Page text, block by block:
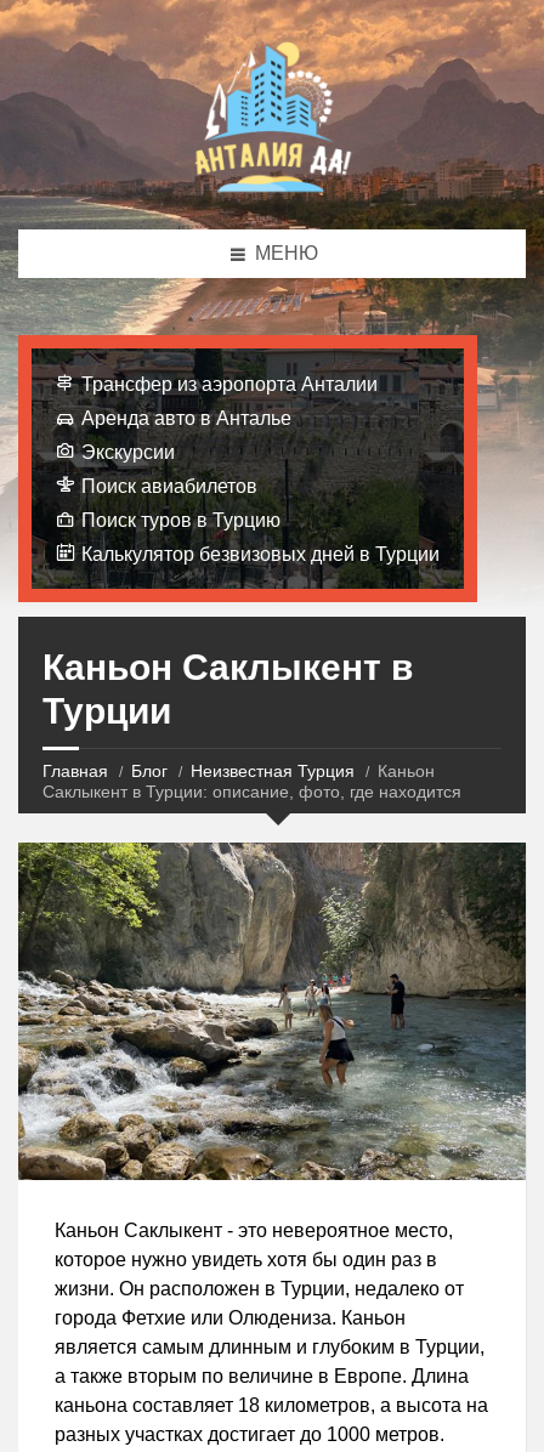
МЕНЮ
Трансфер из аэропорта Анталии
Аренда авто в Анталье
Экскурсии
Поиск авиабилетов
Поиск туров в Турцию
Калькулятор безвизовых дней в Турции
Каньон Саклыкент в
Турции
Главная Блог Неизвестная Турция
Каньон
Саклыкент в Турции: описание, фото, где находится
Каньон Саклыкент - это невероятное место,
которое нужно увидеть хотя бы один раз в
жизни. Он расположен в Турции, недалеко от
города Фетхие или Олюдениза. Каньон
является самым длинным и глубоким в Турции,
а также вторым по величине в Европе. Длина
каньона составляет 18 километров, а высота на
разных участках достигает до 1000 метров.